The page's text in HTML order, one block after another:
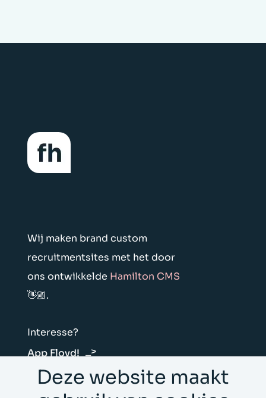
Deze website maakt
Wij maken brand custom
recruitmentsites met het door
ons ontwikkelde Hamilton CMS
👋🏼.
Interesse?
App Floyd!
Floyd & Hamilton Vliegtuigstraat 6E 1059